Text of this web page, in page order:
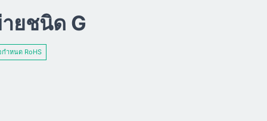
ยชนิด G
ำหนด RoHS